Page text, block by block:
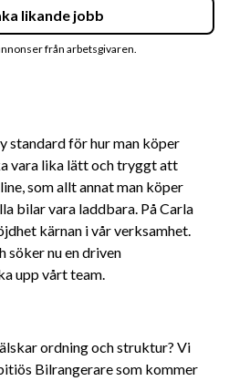
standard för hur man köper
vara lika lätt och tryggt att
som allt annat man köper
bilar vara laddbara. På Carla
kärnan i vår verksamhet.
söker nu en driven
upp vårt team.
ordning och struktur? Vi
Bilrangerare som kommer
likande jobb
från arbetsgivaren.